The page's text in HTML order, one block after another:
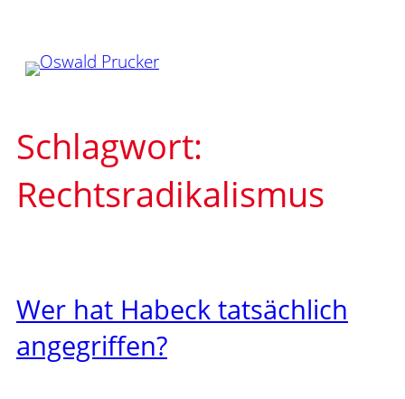
springen
Schlagwort:
Rechtsradikalismus
Wer hat Habeck tatsächlich
angegriffen?